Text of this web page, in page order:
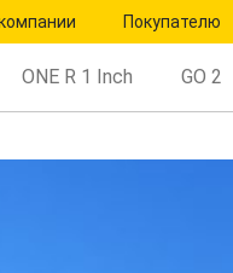
Покупателю
ONE R 1 Inch GO 2